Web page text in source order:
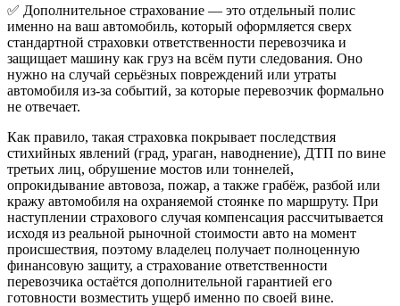
✅ Дополнительное страхование — это отдельный полис
именно на ваш автомобиль, который оформляется сверх
стандартной страховки ответственности перевозчика и
защищает машину как груз на всём пути следования. Оно
нужно на случай серьёзных повреждений или утраты
автомобиля из‑за событий, за которые перевозчик формально
не отвечает.​
Как правило, такая страховка покрывает последствия
стихийных явлений (град, ураган, наводнение), ДТП по вине
третьих лиц, обрушение мостов или тоннелей,
опрокидывание автовоза, пожар, а также грабёж, разбой или
кражу автомобиля на охраняемой стоянке по маршруту. При
наступлении страхового случая компенсация рассчитывается
исходя из реальной рыночной стоимости авто на момент
происшествия, поэтому владелец получает полноценную
финансовую защиту, а страхование ответственности
перевозчика остаётся дополнительной гарантией его
готовности возместить ущерб именно по своей вине.